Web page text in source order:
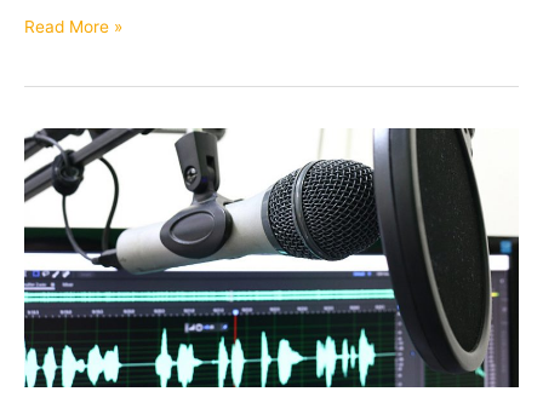
Read More »
Μικρόφωνα:
Είδη,
ποιότητες
λειτουργίες